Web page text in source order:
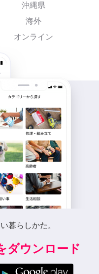
沖縄県
海外
オンライン
暮らしかた。
ダウンロード